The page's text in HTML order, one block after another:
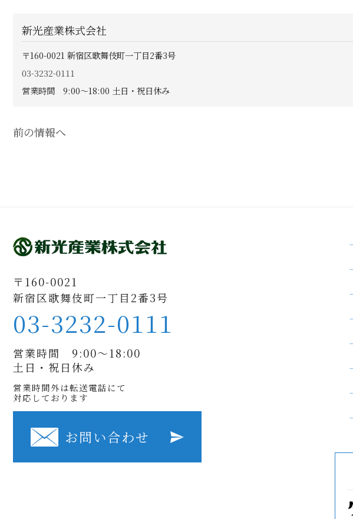
新光産業株式会社
〒160-0021 新宿区歌舞伎町一丁目2番3号
03-3232-0111
営業時間 9:00〜18:00 土日・祝日休み
前の情報へ
〒160-0021
新宿区歌舞伎町一丁目2番3号
03-3232-0111
営業時間 9:00〜18:00
土日・祝日休み
営業時間外は転送電話にて
対応しております
お問い合わせ